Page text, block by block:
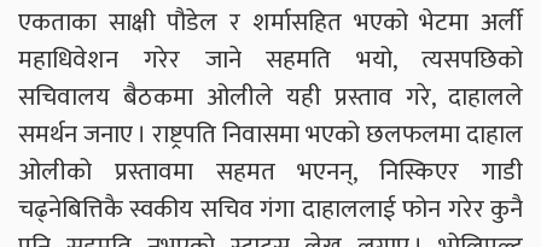
एकताका साक्षी पौडेल र शर्मासहित भएको भेटमा अर्ली
महाधिवेशन गरेर जाने सहमति भयो, त्यसपछिको
सचिवालय बैठकमा ओलीले यही प्रस्ताव गरे, दाहालले
समर्थन जनाए । राष्ट्रपति निवासमा भएको छलफलमा दाहाल
ओलीको प्रस्तावमा सहमत भएनन्, निस्किएर गाडी
चढ्नेबित्तिकै स्वकीय सचिव गंगा दाहाललाई फोन गरेर कुनै